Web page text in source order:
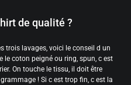
de qualité ?
trois lavages, voici le conseil d un
le coton peigné ou ring, spun, c est
On touche le tissu, il doit être
! Si c est trop fin, c est la